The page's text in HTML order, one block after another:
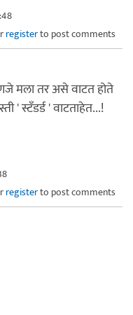
registerto post comments
मला तर असे वाटत होते
' स्टँडर्ड ' वाटताहेत...!
registerto post comments